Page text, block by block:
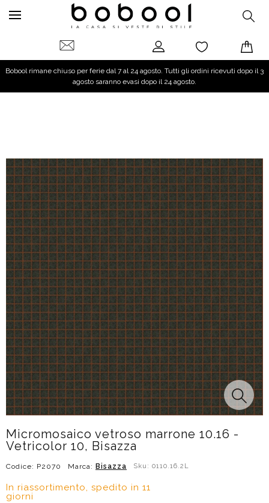
Bobool rimane chiuso per ferie dal 7 al 24 agosto. Tutti gli ordini ricevuti dopo il 3
agosto saranno evasi dopo il 24 agosto.
Micromosaico vetroso marrone 10.16 -
Vetricolor 10, Bisazza
Codice: P2070 Marca: Bisazza Sku: 0110.16.2L
In riassortimento, spedito in 11
giorni